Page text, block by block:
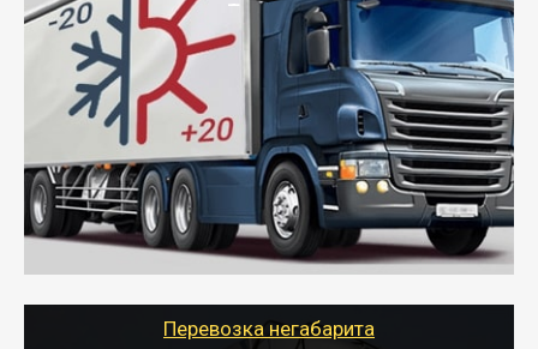
Транспорт:
Газель (1,5 и 3 тонны), Бычок, Еврофура от 5 до
10 тонн
от 6000 руб.
- Рефрижераторные перевозки грузов с
соблюдением температурного режима, работающим
термописцем, санитарной обработкой кузова и мед.
книжкой у водителя.
- Тайгер Логистик поможет быстро перевезти
скоропортящиеся продукты в любой город России с
Перевозка негабарита